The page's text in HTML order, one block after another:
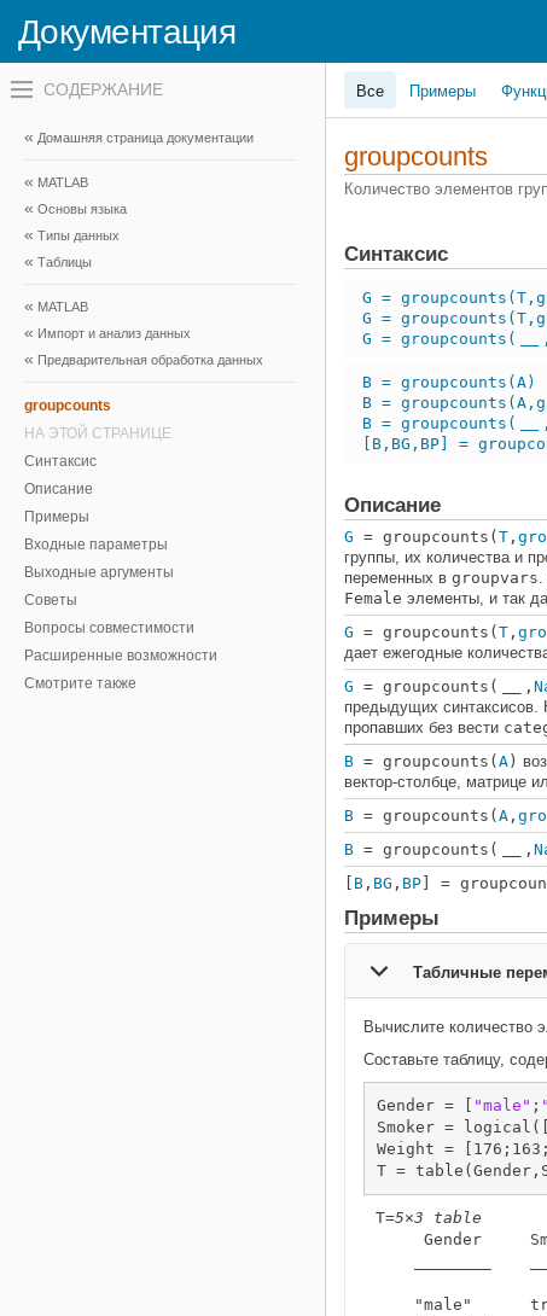
Документация
Переключатель
навигационного
вне
холста
навигационного
меню
холста
Домашняя страница документации
MATLAB
Основы языка
Типы данных
Таблицы
MATLAB
Импорт и анализ данных
Предварительная обработка данных
groupcounts
НА ЭТОЙ СТРАНИЦЕ
Синтаксис
Описание
Примеры
Входные параметры
Выходные аргументы
Советы
Вопросы совместимости
Расширенные возможности
Смотрите также
Все Примеры
groupcounts
Количество элементов
Синтаксис
G =
G =
G = groupcounts(
B = groupcounts(A)
B =
B = groupcounts(
[B,BG,BP] =
Описание
G = groupcounts( T ,
группы, их количества и
переменных в groupvars.
Female элементы, и так
G = groupcounts( T ,
дает ежегодные
G = groupcounts( ,
предыдущих синтаксисов.
пропавших без вести
B = groupcounts( A )
вектор-столбце, матрице
B = groupcounts( A ,
B = groupcounts( ,
B , BG , BP ] =
Примеры
Табличные
Вычислите количество
Составьте таблицу,
Gender = [ "male" ;
Smoker =
Weight =
T =
T=5×3 table
Gender
"male"